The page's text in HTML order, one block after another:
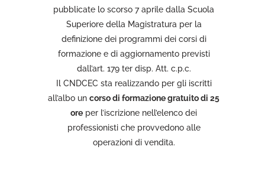
pubblicate lo scorso 7 aprile dalla Scuola
Superiore della Magistratura per la
definizione dei programmi dei corsi di
formazione e di aggiornamento previsti
dall’art. 179 ter disp. Att. c.p.c.
Il CNDCEC sta realizzando per gli iscritti
all’albo un corso di formazione gratuito di 25
ore per l’iscrizione nell’elenco dei
professionisti che provvedono alle
operazioni di vendita.